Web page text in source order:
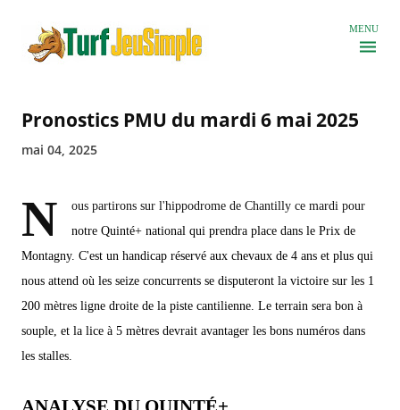
MENU
Pronostics PMU du mardi 6 mai 2025
mai 04, 2025
N
ous partirons sur l'hippodrome de Chantilly ce mardi pour
notre Quinté+ national qui prendra place dans le Prix de
Montagny. C'est un handicap réservé aux chevaux de 4 ans et plus qui
nous attend où les seize concurrents se disputeront la victoire sur les 1
200 mètres ligne droite de la piste cantilienne. Le terrain sera bon à
souple, et la lice à 5 mètres devrait avantager les bons numéros dans
les stalles.